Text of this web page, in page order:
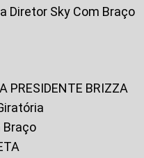
Diretor Sky Com Braço
PRESIDENTE BRIZZA
Braço